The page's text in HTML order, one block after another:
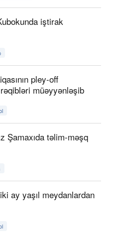
iştirak
pley-off
müəyyənləşib
Şamaxıda təlim-məşq
ay yaşıl meydanlardan